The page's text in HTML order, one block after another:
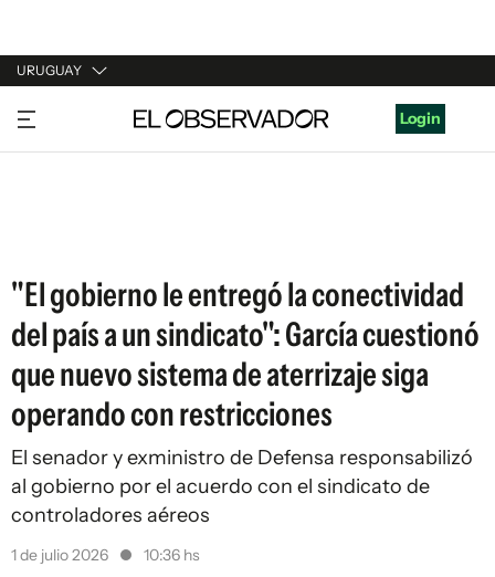
URUGUAY
URUGUAY
ARGENTINA
Login
"El gobierno le entregó la conectividad
del país a un sindicato": García cuestionó
que nuevo sistema de aterrizaje siga
operando con restricciones
El senador y exministro de Defensa responsabilizó
al gobierno por el acuerdo con el sindicato de
controladores aéreos
1 de julio 2026 10:36 hs